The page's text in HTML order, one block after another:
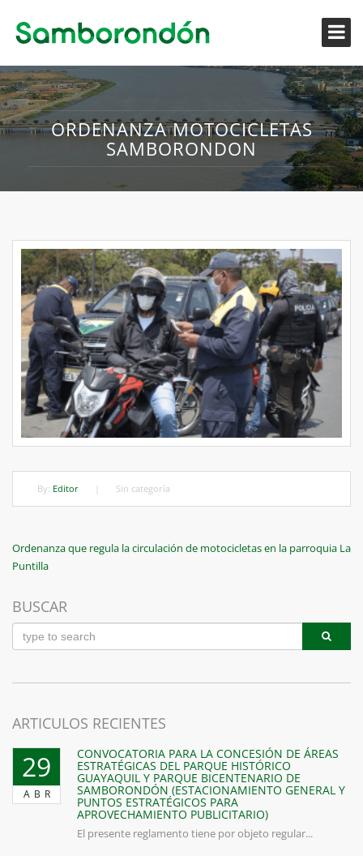
ORDENANZA MOTOCICLETAS
SAMBORONDON
By: Editor Sin categoría
Navegación
de
entradas
Previous
Post
Ordenanza que regula la circulación de motocicletas en la parroquia La
Puntilla
BUSCAR
ARTICULOS RECIENTES
29
ABR
CONVOCATORIA PARA LA CONCESIÓN DE ÁREAS
ESTRATÉGICAS DEL PARQUE HISTÓRICO
GUAYAQUIL Y PARQUE BICENTENARIO DE
SAMBORONDÓN (ESTACIONAMIENTO GENERAL Y
PUNTOS ESTRATÉGICOS PARA
APROVECHAMIENTO PUBLICITARIO)
El presente reglamento tiene por objeto regular...